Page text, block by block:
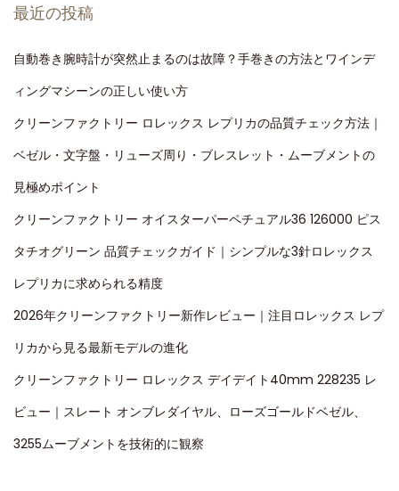
最近の投稿
自動巻き腕時計が突然止まるのは故障？手巻きの方法とワインデ
ィングマシーンの正しい使い方
クリーンファクトリー ロレックス レプリカの品質チェック方法｜
ベゼル・文字盤・リューズ周り・ブレスレット・ムーブメントの
見極めポイント
クリーンファクトリー オイスターパーペチュアル36 126000 ピス
タチオグリーン 品質チェックガイド｜シンプルな3針ロレックス
レプリカに求められる精度
2026年クリーンファクトリー新作レビュー｜注目ロレックス レプ
リカから見る最新モデルの進化
クリーンファクトリー ロレックス デイデイト40mm 228235 レ
ビュー｜スレート オンブレダイヤル、ローズゴールドベゼル、
3255ムーブメントを技術的に観察